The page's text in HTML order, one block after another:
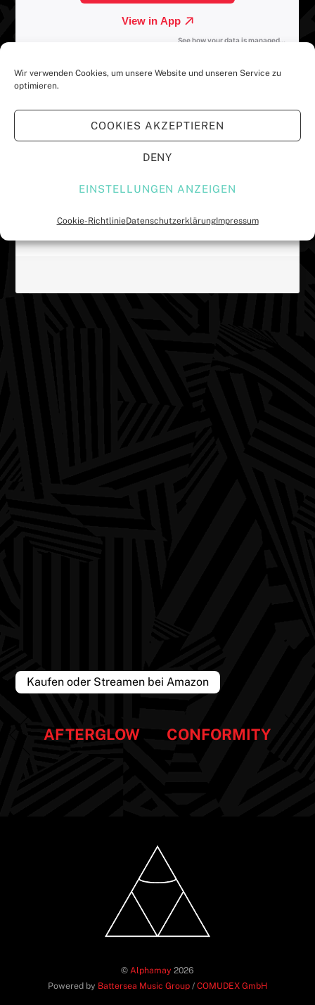
Wir verwenden Cookies, um unsere Website und unseren Service zu
optimieren.
COOKIES AKZEPTIEREN
DENY
EINSTELLUNGEN ANZEIGEN
Cookie-RichtlinieDatenschutzerklärungImpressum
akzeptieren und diesen Inhalt zu
Kaufen oder Streamen bei Amazon
AFTERGLOW CONFORMITY
© Alphamay 2026
Powered by Battersea Music Group / COMUDEX GmbH